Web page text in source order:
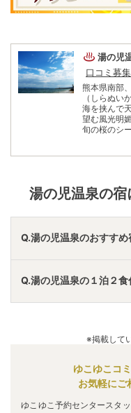
湯の児
口コミ募
熊本県南部
（しらぬい
海を挟んで
望む風光明媚な場所だ。 中
旬の桜のシ
呼ばれる海
泉街付近の
も趣きがあ
湯の児温泉の宿
Q.湯の児温泉のおすすめ
A.「阿蘇梅園SPA
オホテル」 ・ ホテルセ
めの宿泊先です。
Q.湯の児温泉の１泊２
価格で泊まれる宿泊先
※掲載して
ゆこゆこコ
お気軽にご
ゆこゆこ予約センタースタ